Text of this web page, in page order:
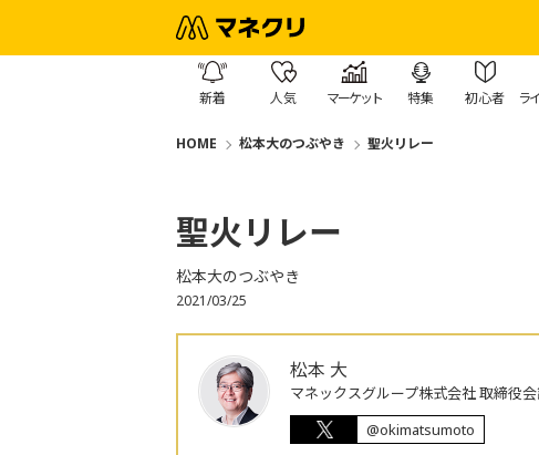
新着 人気 マーケット 特集 初心者 ラ
HOME 松本大のつぶやき 聖火リレー
聖火リレー
松本大のつぶやき
2021/03/25
松本 大
マネックスグループ株式会社 取締役
@okimatsumoto